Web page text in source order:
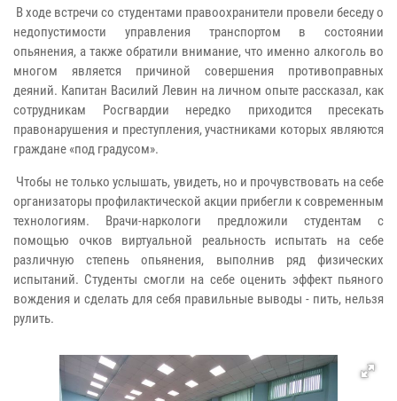
В ходе встречи со студентами правоохранители провели беседу о
недопустимости управления транспортом в состоянии
опьянения, а также обратили внимание, что именно алкоголь во
многом является причиной совершения противоправных
деяний. Капитан Василий Левин на личном опыте рассказал, как
сотрудникам Росгвардии нередко приходится пресекать
правонарушения и преступления, участниками которых являются
граждане «под градусом».
Чтобы не только услышать, увидеть, но и прочувствовать на себе
организаторы профилактической акции прибегли к современным
технологиям. Врачи-наркологи предложили студентам с
помощью очков виртуальной реальность испытать на себе
различную степень опьянения, выполнив ряд физических
испытаний. Студенты смогли на себе оценить эффект пьяного
вождения и сделать для себя правильные выводы - пить, нельзя
рулить.